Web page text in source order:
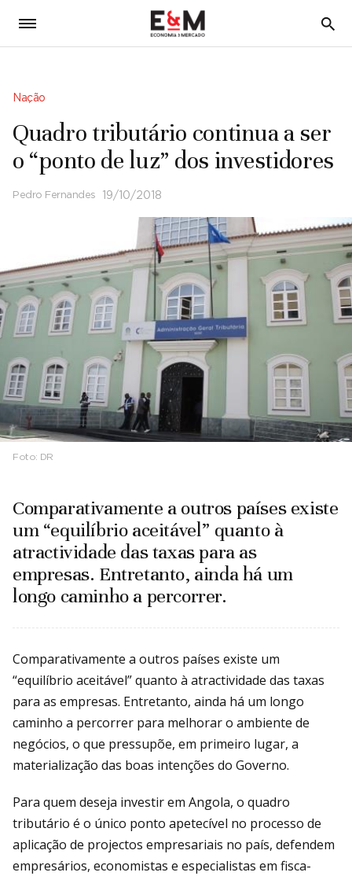
5
Nação
Quadro tributário continua a ser
o “ponto de luz” dos investidores
Pedro Fernandes 19/10/2018
Foto: DR
Comparativamente a outros países existe
um “equilíbrio aceitável” quanto à
atractividade das taxas para as
empresas. Entretanto, ainda há um
longo caminho a percorrer.
Comparativamente a outros países existe um
“equilíbrio aceitável” quanto à atractividade das taxas
para as empresas. Entretanto, ainda há um longo
caminho a percorrer para melhorar o ambiente de
negócios, o que pressupõe, em primeiro lugar, a
materialização das boas intenções do Governo.
Para quem deseja investir em Angola, o quadro
tributário é o único ponto apetecí­vel no processo de
aplicação de projectos empresariais no país, defendem
empresá­rios, economistas e especialistas em fisca­